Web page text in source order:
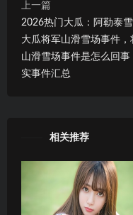
上一篇
2026热门大瓜：阿勒泰
大瓜将军山滑雪场事件，
山滑雪场事件是怎么回事
实事件汇总
相关推荐